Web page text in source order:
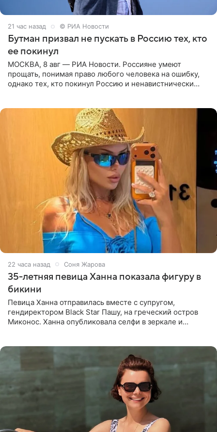
21 час назад © РИА Новости
Бутман призвал не пускать в Россию тех, кто
ее покинул
МОСКВА, 8 авг — РИА Новости. Россияне умеют
прощать, понимая право любого человека на ошибку,
однако тех, кто покинул Россию и ненавистнически
22 часа назад Соня Жарова
35-летняя певица Ханна показала фигуру в
бикини
Певица Ханна отправилась вместе с супругом,
гендиректором Black Star Пашу, на греческий остров
Миконос. Ханна опубликовала селфи в зеркале и